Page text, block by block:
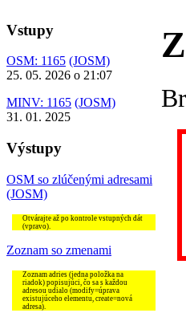
Vstupy
OSM: 1165 (JOSM)
25. 05. 2026 o 21:07
MINV: 1165 (JOSM)
31. 01. 2025
Výstupy
OSM so zlúčenými adresami
(JOSM)
Otvárajte až po kontrole vstupných dát
(vpravo).
Zoznam so zmenami
Zoznam adries (jedna položka na
riadok) popisujúci, čo sa s každou
adresou udialo (modify=úprava
existujúceho elementu, create=nová
adresa).